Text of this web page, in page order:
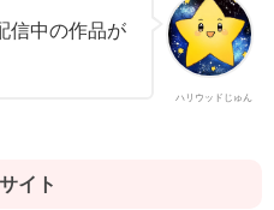
ハリウッドじゅん
信中の作品が
イト